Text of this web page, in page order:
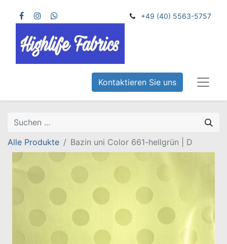
+49 (40) 5563-5757
Kontaktieren Sie uns
Alle Produkte Bazin uni Color 661-hellgrün | D